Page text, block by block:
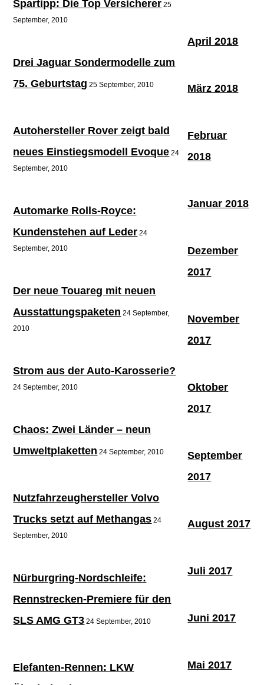
Spartipp: Die Top Versicherer 25
September, 2010
Drei Jaguar Sondermodelle zum
75. Geburtstag 25 September, 2010
Autohersteller Rover zeigt bald
neues Einstiegsmodell Evoque 24
September, 2010
Automarke Rolls-Royce:
Kundenstehen auf Leder 24
September, 2010
Der neue Touareg mit neuen
Ausstattungspaketen 24 September,
2010
Strom aus der Auto-Karosserie?
24 September, 2010
Chaos: Zwei Länder – neun
Umweltplaketten 24 September, 2010
Nutzfahrzeughersteller Volvo
Trucks setzt auf Methangas 24
September, 2010
Nürburgring-Nordschleife:
Rennstrecken-Premiere für den
SLS AMG GT3 24 September, 2010
Elefanten-Rennen: LKW
April 2018
März 2018
Februar
2018
Januar 2018
Dezember
2017
November
2017
Oktober
2017
September
2017
August 2017
Juli 2017
Juni 2017
Mai 2017